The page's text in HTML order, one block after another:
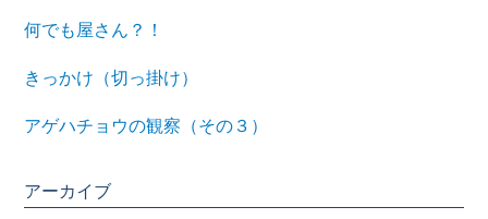
何でも屋さん？！
きっかけ（切っ掛け）
アゲハチョウの観察（その３）
アーカイブ